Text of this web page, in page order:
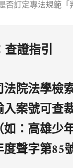
否訂定專法規範「
查證指引
法院法學檢
入案號可查
（如：高雄少
度聲字第85